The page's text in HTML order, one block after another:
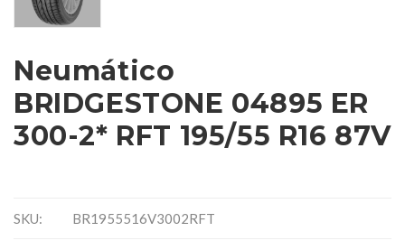
Neumático
BRIDGESTONE 04895 ER
300-2* RFT 195/55 R16 87V
SKU: BR1955516V3002RFT